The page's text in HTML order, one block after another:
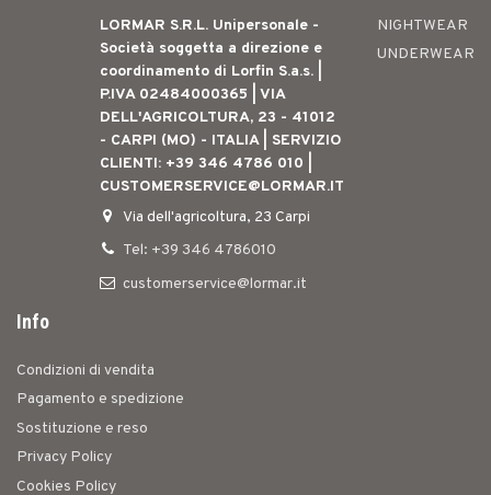
LORMAR S.R.L. Unipersonale -
Società soggetta a direzione e
coordinamento di Lorfin S.a.s. |
P.IVA 02484000365 | VIA
DELL'AGRICOLTURA, 23 - 41012
- CARPI (MO) - ITALIA | SERVIZIO
CLIENTI: +39 346 4786 010 |
CUSTOMERSERVICE@LORMAR.IT
Via dell'agricoltura, 23 Carpi
Tel: +39 346 4786010
customerservice@lormar.it
NIGHTWEAR
UNDERWEAR
Info
Condizioni di vendita
Pagamento e spedizione
Sostituzione e reso
Privacy Policy
Cookies Policy